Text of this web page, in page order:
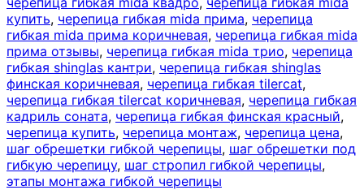
купить, черепица гибкая mida прима, черепица
гибкая mida прима коричневая, черепица гибкая mida
прима отзывы, черепица гибкая mida трио, черепица
гибкая shinglas кантри, черепица гибкая shinglas
финская коричневая, черепица гибкая tilercat,
черепица гибкая tilercat коричневая, черепица гибкая
кадриль соната, черепица гибкая финская красный,
черепица купить, черепица монтаж, черепица цена,
шаг обрешетки гибкой черепицы, шаг обрешетки под
гибкую черепицу, шаг стропил гибкой черепицы,
этапы монтажа гибкой черепицы